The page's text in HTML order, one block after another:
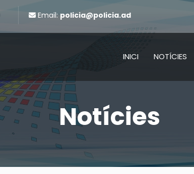
Email: policia@policia.ad
INICI NOTÍCIES
Notícies